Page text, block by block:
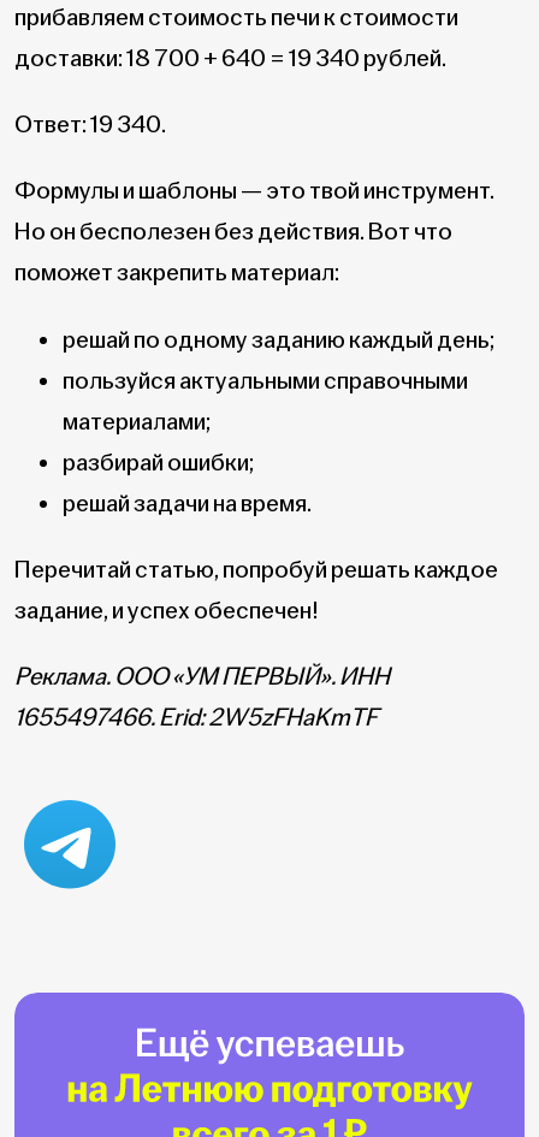
прибавляем стоимость печи к стоимости
доставки: 18 700 + 640 = 19 340 рублей.
Ответ: 19 340.
Формулы и шаблоны — это твой инструмент.
Но он бесполезен без действия. Вот что
поможет закрепить материал:
решай по одному заданию каждый день;
пользуйся актуальными справочными
материалами;
разбирай ошибки;
решай задачи на время.
Перечитай статью, попробуй решать каждое
задание, и успех обеспечен!
Реклама. ООО «УМ ПЕРВЫЙ». ИНН
1655497466. Erid: 2W5zFHaKmTF